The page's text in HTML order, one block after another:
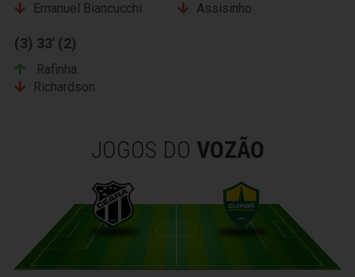
Emanuel Biancucchi
Assisinho
(3) 33' (2)
Rafinha
Richardson
JOGOS DO VOZÃO